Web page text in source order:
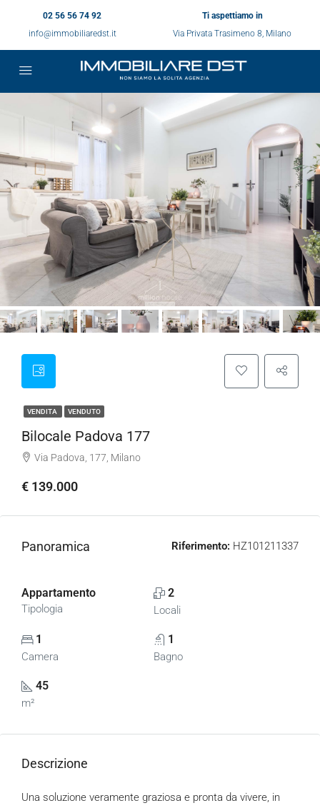
02 56 56 74 92
info@immobiliaredst.it
Ti aspettiamo in
Via Privata Trasimeno 8, Milano
VENDITA VENDUTO
Bilocale Padova 177
Via Padova, 177, Milano
€ 139.000
Panoramica Riferimento: HZ101211337
Appartamento
Tipologia
2
Locali
1
Camera
1
Bagno
45
m²
Descrizione
Una soluzione veramente graziosa e pronta da vivere, in